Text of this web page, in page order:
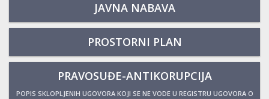
JAVNA NABAVA
PROSTORNI PLAN
PRAVOSUĐE-ANTIKORUPCIJA
POPIS SKLOPLJENIH UGOVORA KOJI SE NE VODE U REGISTRU UGOVORA O